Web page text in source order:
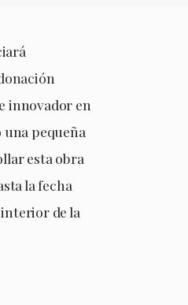
innovador en
pequeña
esta obra
la fecha
de la